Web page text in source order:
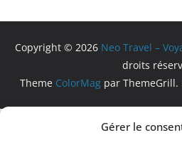
Gérer le
Copyright © 2026 Neo Travel –
droits
Theme ColorMagpar ThemeGrill.